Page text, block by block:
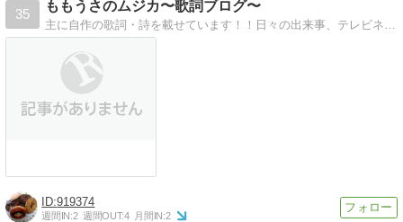
35
ももうさのムジカ〜歌詞ブログ〜
主に自作の歌詞・詩を載せています！！日々の出来事、テレビネタ、映画レビューも更新！
919374
週間IN:2 週間OUT:4 月間IN:2